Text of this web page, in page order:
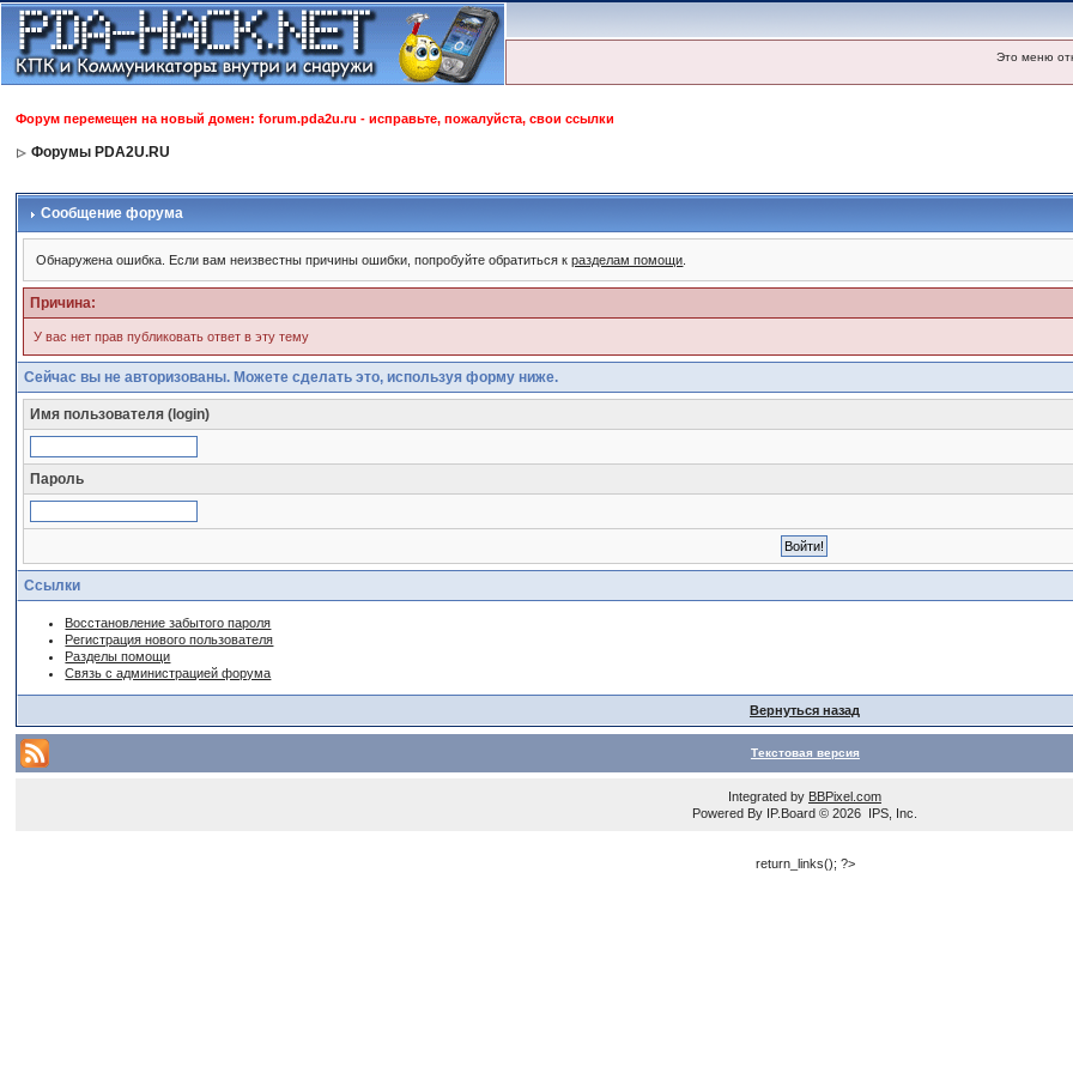
Это меню
Форум перемещен на новый домен: forum.pda2u.ru - исправьте, пожалуйста, свои ссылки
Форумы PDA2U.RU
Сообщение форума
Обнаружена ошибка. Если вам неизвестны причины ошибки, попробуйте обратиться кразделам помощи
Причина:
У вас нет прав публиковать ответ в эту тему
Сейчас вы не авторизованы. Можете сделать это, используя форму ниже.
Имя пользователя (login)
Пароль
Ссылки
Восстановление забытого пароля
Регистрация нового пользователя
Разделы помощи
Связь с администрацией форума
Вернуться назад
Текстовая версия
Integrated by BBPixel.com
Powered By IP.Board© 2026 IPS, Inc
return_links(); ?>